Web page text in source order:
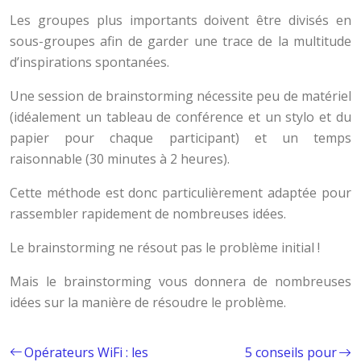
Les groupes plus importants doivent être divisés en
sous-groupes afin de garder une trace de la multitude
d’inspirations spontanées.
Une session de brainstorming nécessite peu de matériel
(idéalement un tableau de conférence et un stylo et du
papier pour chaque participant) et un temps
raisonnable (30 minutes à 2 heures).
Cette méthode est donc particulièrement adaptée pour
rassembler rapidement de nombreuses idées.
Le brainstorming ne résout pas le problème initial !
Mais le brainstorming vous donnera de nombreuses
idées sur la manière de résoudre le problème.
Opérateurs WiFi : les
5 conseils pour